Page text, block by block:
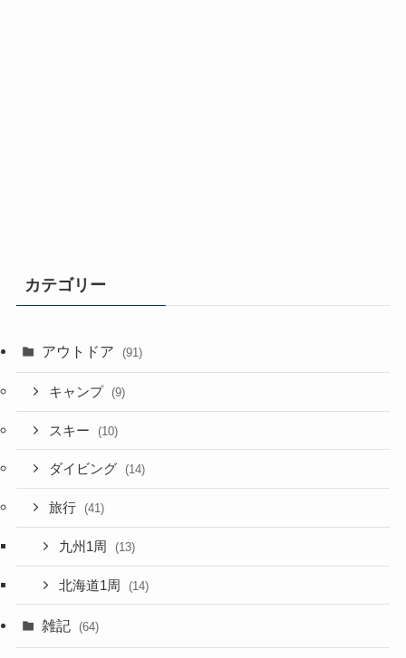
カテゴリー
アウトドア (91)
キャンプ (9)
スキー (10)
ダイビング (14)
旅行 (41)
九州1周 (13)
北海道1周 (14)
雑記 (64)